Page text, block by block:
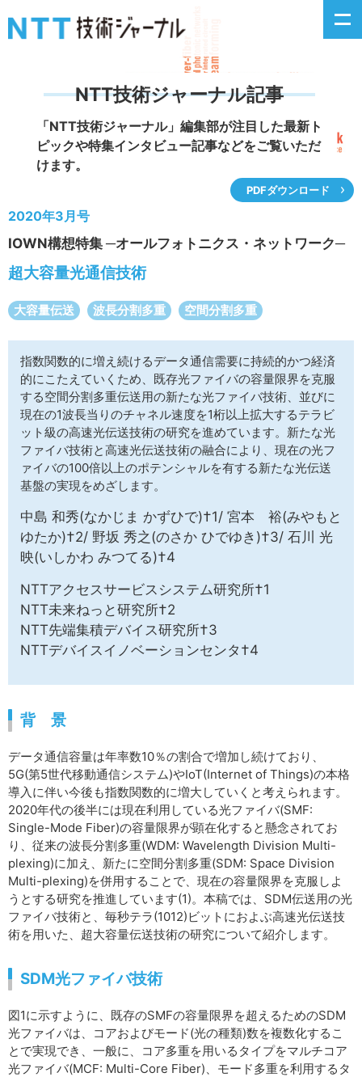
新着情報
掲載月毎記事
イベントカレンダー
サイトマップ
NTT技術ジャーナル記事
「NTT技術ジャーナル」編集部が注目した最新ト
ピックや特集インタビュー記事などをご覧いただ
けます。
PDFダウンロード
2020年3月号
IOWN構想特集 ─オールフォトニクス・ネットワーク─
超大容量光通信技術
大容量伝送 波長分割多重 空間分割多重
指数関数的に増え続けるデータ通信需要に持続的かつ経済
的にこたえていくため、既存光ファイバの容量限界を克服
する空間分割多重伝送用の新たな光ファイバ技術、並びに
現在の1波長当りのチャネル速度を1桁以上拡大するテラビ
ット級の高速光伝送技術の研究を進めています。新たな光
ファイバ技術と高速光伝送技術の融合により、現在の光フ
ァイバの100倍以上のポテンシャルを有する新たな光伝送
基盤の実現をめざします。
中島 和秀(なかじま かずひで)†1/ 宮本 裕(みやもと
ゆたか)†2/ 野坂 秀之(のさか ひでゆき)†3/ 石川 光
映(いしかわ みつてる)†4
NTTアクセスサービスシステム研究所†1
NTT未来ねっと研究所†2
NTT先端集積デバイス研究所†3
NTTデバイスイノベーションセンタ†4
背 景
データ通信容量は年率数10％の割合で増加し続けており、
5G(第5世代移動通信システム)やIoT(Internet of Things)の本格
導入に伴い今後も指数関数的に増大していくと考えられます。
2020年代の後半には現在利用している光ファイバ(SMF:
Single-Mode Fiber)の容量限界が顕在化すると懸念されてお
り、従来の波長分割多重(WDM: Wavelength Division Multi-
plexing)に加え、新たに空間分割多重(SDM: Space Division
Multi-plexing)を併用することで、現在の容量限界を克服しよ
うとする研究を推進しています(1)。本稿では、SDM伝送用の光
ファイバ技術と、毎秒テラ(1012)ビットにおよぶ高速光伝送技
術を用いた、超大容量伝送技術の研究について紹介します。
SDM光ファイバ技術
図1に示すように、既存のSMFの容量限界を超えるためのSDM
光ファイバは、コアおよびモード(光の種類)数を複数化するこ
とで実現でき、一般に、コア多重を用いるタイプをマルチコア
光ファイバ(MCF: Multi-Core Fiber)、モード多重を利用するタ